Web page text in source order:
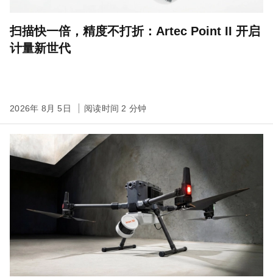
扫描快一倍，精度不打折：Artec Point II 开启
计量新世代
2026年 8月 5日 阅读时间 2 分钟